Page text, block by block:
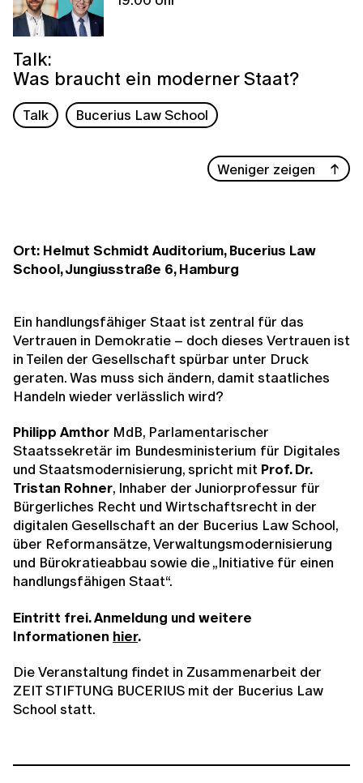
Talk:
Was braucht ein moderner Staat?
Talk Bucerius Law School
Weniger zeigen
Ort: Helmut Schmidt Auditorium, Bucerius Law
School, Jungiusstraße 6, Hamburg
Ein handlungsfähiger Staat ist zentral für das
Vertrauen in Demokratie – doch dieses Vertrauen ist
in Teilen der Gesellschaft spürbar unter Druck
geraten. Was muss sich ändern, damit staatliches
Handeln wieder verlässlich wird?
Philipp Amthor MdB, Parlamentarischer
Staatssekretär im Bundesministerium für Digitales
und Staatsmodernisierung, spricht mit Prof. Dr.
Tristan Rohner, Inhaber der Juniorprofessur für
Bürgerliches Recht und Wirtschaftsrecht in der
digitalen Gesellschaft an der Bucerius Law School,
über Reformansätze, Verwaltungsmodernisierung
und Bürokratieabbau sowie die „Initiative für einen
handlungsfähigen Staat“.
Eintritt frei. Anmeldung und weitere
Informationen hier.
Die Veranstaltung findet in Zusammenarbeit der
ZEIT STIFTUNG BUCERIUS mit der Bucerius Law
School statt.